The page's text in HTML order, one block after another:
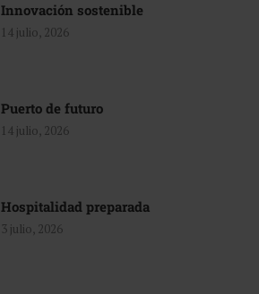
Innovación sostenible
14 julio, 2026
Puerto de futuro
14 julio, 2026
Hospitalidad preparada
3 julio, 2026